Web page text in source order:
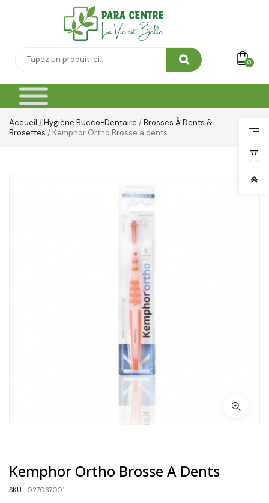
0
Accueil /Hygiène Bucco-Dentaire /Brosses À Dents &
Brosettes / Kemphor Ortho Brosse a dents
Kemphor Ortho Brosse A Dents
SKU: 027037001
Thé & Tisanes
Toilette & Soin Bébé
Vêtement Amincissant